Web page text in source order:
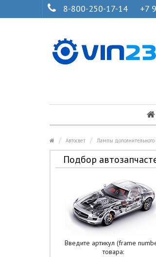
8-800-250-17-14 +7
Автосвет Лампы
Подбор
Введите артикул (frame
товара: